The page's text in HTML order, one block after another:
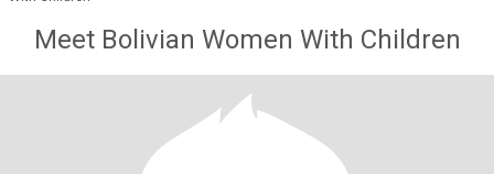
Meet Bolivian Women With Children